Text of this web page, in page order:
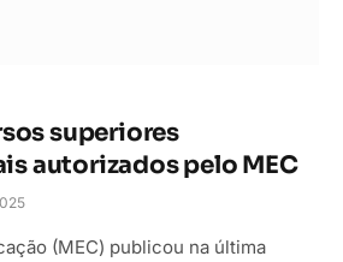
superiores
autorizados pelo MEC
(MEC) publicou na última